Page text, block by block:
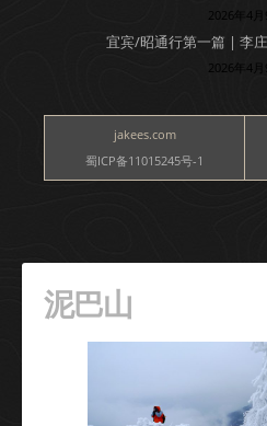
2026年4月9
宜宾/昭通行第一篇 | 李
2026年4月9
jakees.com
蜀ICP备11015245号-1
泥巴山